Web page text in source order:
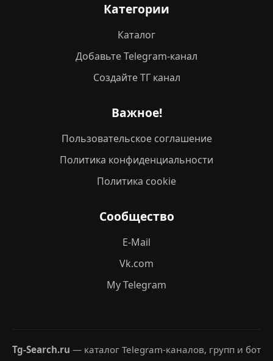
Категории
Каталог
Добавьте Telegram-канал
Создайте ТГ канал
Важное!
Пользовательское соглашение
Политика конфиденциальности
Политика cookie
Сообщество
E-Mail
Vk.com
My Telegram
Tg-Search.ru — каталог Telegram-каналов, групп и бот